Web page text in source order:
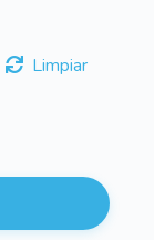
Limpiar